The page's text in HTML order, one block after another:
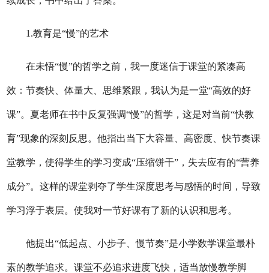
1.教育是“慢”的艺术
在未悟“慢”的哲学之前，我一度迷信于课堂的紧凑高
效：节奏快、体量大、思维紧跟，我认为是一堂“高效的好
课”。夏老师在书中反复强调“慢”的哲学，这是对当前“快教
育”现象的深刻反思。他指出当下大容量、高密度、快节奏课
堂教学 ，使得学生的学习变成“压缩饼干”，失去应有的“营养
成分”。这样的课堂剥夺了学生深度思考与感悟的时间，导致
学习浮于表层。使我对一节好课有了新的认识和思考。
他提出“低起点、小步子、慢节奏”是小学数学课堂最朴
素的教学追求。课堂不必追求进度飞快，适当放慢教学脚